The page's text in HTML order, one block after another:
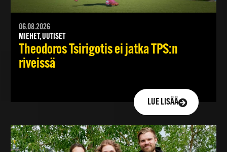
06.08.2026
MIEHET, UUTISET
Theodoros Tsirigotis ei jatka TPS:n
riveissä
LUE LISÄÄ